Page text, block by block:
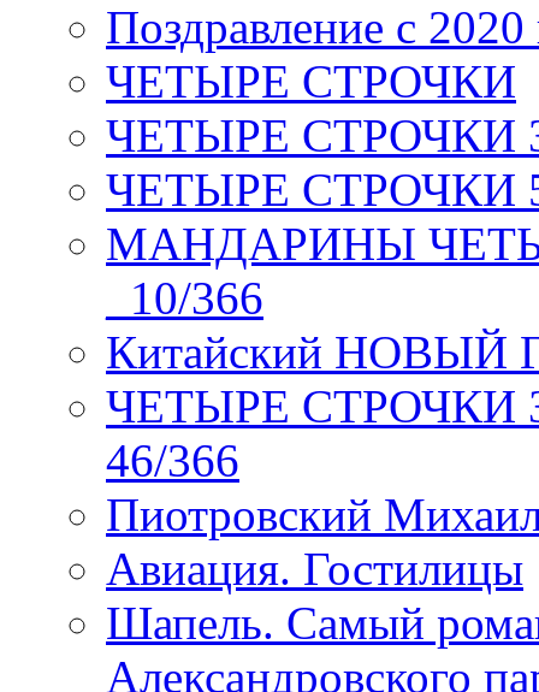
Поздравление с 2020
ЧЕТЫРЕ СТРОЧКИ
ЧЕТЫРЕ СТРОЧКИ 3
ЧЕТЫРЕ СТРОЧКИ 5
МАНДАРИНЫ
_10/366
Китайский НОВЫЙ
ЧЕТЫРЕ СТРОЧКИ
46/366
Пиотровский
Авиация. Гостилицы
Шапель. Самый
Александровского